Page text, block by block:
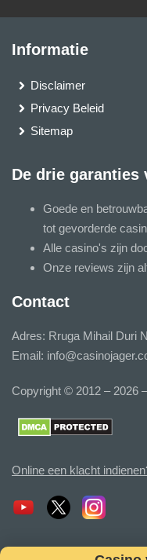
Informatie
Disclaimer
Privacy Beleid
Sitemap
De drie garanties
Goede en
tot gevorderde
Alle casino's zijn
Onze reviews zijn
Contact
Adres: Rruga Mihail Duri
Email:
Copyright © 2012 – 2026
Online een klacht